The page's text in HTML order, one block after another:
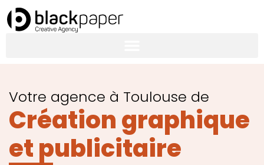
Aller
au
Votre agence à Toulouse de
Création graphique
et publicitaire